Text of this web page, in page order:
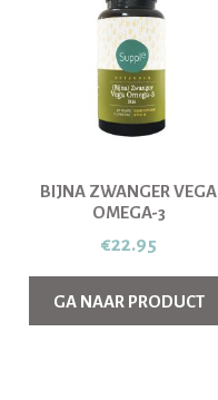
BIJNA ZWANGER VEGA
OMEGA-3
€22.95
GA NAAR PRODUCT